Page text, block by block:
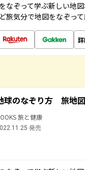
なぞって学ぶ新しい地
旅気分で地図をなぞって
球のなぞり方 旅地
旅と健康
発売